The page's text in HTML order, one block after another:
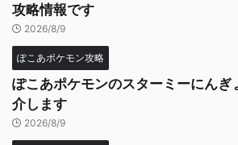
攻略情報です
2026/8/9
ぽこあポケモン攻略
ぽこあポケモンのスターミーにんぎ
介します
2026/8/9